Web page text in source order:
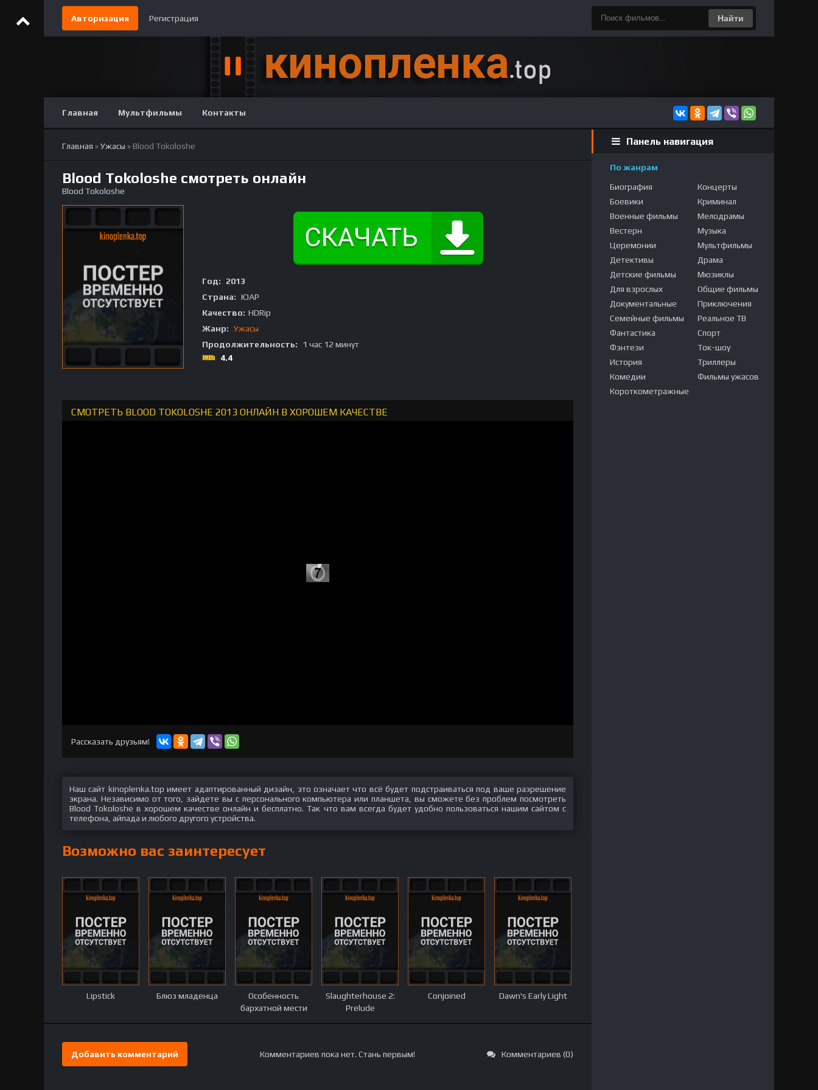
Авторизация Регистрация Найти
Главная Мультфильмы Контакты
Главная »Ужасы » Blood Tokoloshe
Blood Tokoloshe смотреть онлайн
Blood Tokoloshe
Год:
2013
Страна: ЮАР
Качество: HDRip
Жанр: Ужасы
Продолжительность:
1 час 12 минут
4.4
СМОТРЕТЬ BLOOD TOKOLOSHE 2013 ОНЛАЙН В ХОРОШЕМ КАЧЕСТВЕ
Рассказать друзьям!
Наш сайт kinoplenka.top имеет адаптированный дизайн, это означает что всё будет подстраиваться под ваше разрешение
экрана. Независимо от того, зайдете вы с персонального компьютера или планшета, вы сможете без проблем посмотреть
Blood Tokoloshe в хорошем качестве онлайн и бесплатно. Так что вам всегда будет удобно пользоваться нашим сайтом с
телефона, айпада и любого другого устройства.
Возможно вас заинтересует
Lipstick Блюз младенца
Особенность
бархатной мести
Slaughterhouse 2:
Prelude
Conjoined Dawn's Early Light
Добавить комментарий Комментариев пока нет. Стань первым! Комментариев (0)
Панель навигация
По жанрам
Биография
Боевики
Военные фильмы
Вестерн
Церемонии
Детективы
Детские фильмы
Для взрослых
Документальные
Семейные фильмы
Фантастика
Фэнтези
История
Комедии
Короткометражные
Концерты
Криминал
Мелодрамы
Музыка
Мультфильмы
Драма
Мюзиклы
Общие фильмы
Приключения
Реальное ТВ
Спорт
Ток-шоу
Триллеры
Фильмы ужасов